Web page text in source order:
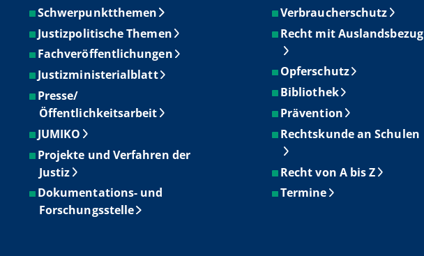
Schwerpunktthemen
Justizpolitische Themen
Fachveröffentlichungen
Justizministerialblatt
Presse/
Öffentlichkeitsarbeit
JUMIKO
Projekte und Verfahren der
Justiz
Dokumentations- und
Forschungsstelle
Verbraucherschutz
Recht mit Auslandsbezug
Opferschutz
Bibliothek
Prävention
Rechtskunde an Schulen
Recht von A bis Z
Termine